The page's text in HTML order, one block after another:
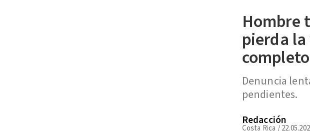
Hombre
pierda
completo
Denuncia
pendientes.
Redacción
Costa Rica /